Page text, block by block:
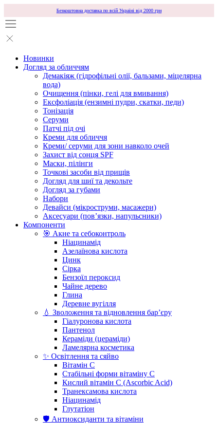
Безкоштовна доставка по всій Україні від 2000 грн
Новинки
Догляд за обличчям
Демакіяж (гідрофільні олії, бальзами, міцелярна
вода)
Очищення (пінки, гелі для вмивання)
Ексфоліація (ензимні пудри, скатки, педи)
Тонізація
Серуми
Патчі під очі
Креми для обличчя
Креми/ серуми для зони навколо очей
Захист від сонця SPF
Маски, пілінги
Точкові засоби від прищів
Догляд для шиї та декольте
Догляд за губами
Набори
Девайси (мікроструми, масажери)
Аксесуари (повʼязки, напульсники)
Компоненти
🎯 Акне та себоконтроль
Ніацинамід
Азелаїнова кислота
Цинк
Сірка
Бензоїл пероксид
Чайне дерево
Глина
Деревне вугілля
💧 Зволоження та відновлення бар’єру
Гіалуронова кислота
Пантенол
Кераміди (цераміди)
Ламелярна косметика
✨ Освітлення та сяйво
Вітамін С
Стабільні форми вітаміну С
Кислий вітамін С (Ascorbic Acid)
Транексамова кислота
Ніацинамід
Глутатіон
🛡️ Антиоксиданти та вітаміни